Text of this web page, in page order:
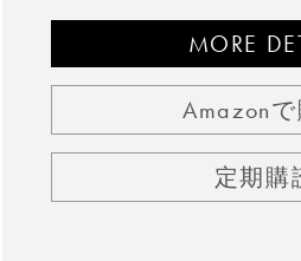
MORE
Amazonで
定期購